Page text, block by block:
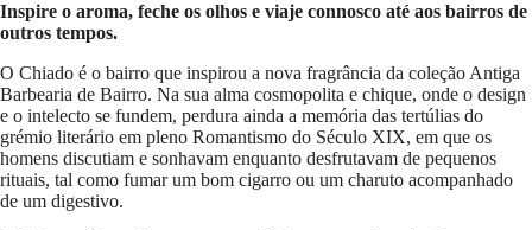
Inspire o aroma, feche os olhos e viaje connosco até aos bairros de
outros tempos.
O Chiado é o bairro que inspirou a nova fragrância da coleção Antiga
Barbearia de Bairro. Na sua alma cosmopolita e chique, onde o design
e o intelecto se fundem, perdura ainda a memória das tertúlias do
grémio literário em pleno Romantismo do Século XIX, em que os
homens discutiam e sonhavam enquanto desfrutavam de pequenos
rituais, tal como fumar um bom cigarro ou um charuto acompanhado
de um digestivo.